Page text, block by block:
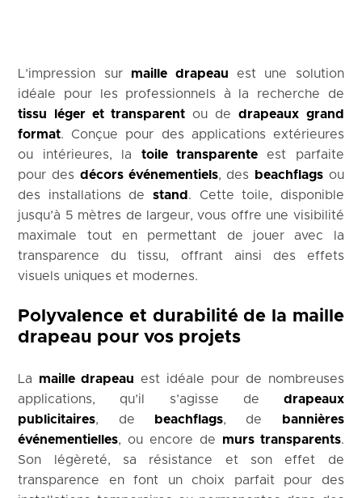
L’impression sur maille drapeau est une solution
idéale pour les professionnels à la recherche de
tissu léger et transparentou dedrapeaux grand
format. Conçue pour des applications extérieures
ou intérieures, la toile transparenteest parfaite
pour des décors événementiels, des beachflagsou
des installations de stand . Cette toile, disponible
jusqu’à 5 mètres de largeur, vous offre une visibilité
maximale tout en permettant de jouer avec la
transparence du tissu, offrant ainsi des effets
visuels uniques et modernes.
Polyvalence et durabilité de la maille
drapeau pour vos projets
La maille drapeau est idéale pour de nombreuses
applications, qu’il s’agisse de drapeaux
publicitaires, de beachflags, de
bannières
événementielles, ou encore de murs transparents.
Son légèreté, sa résistance et son effet de
transparence en font un choix parfait pour des